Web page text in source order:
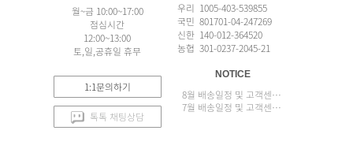
월~금 10:00~17:00
점심시간
12:00~13:00
토,일,공휴일 휴무
1:1문의하기
톡톡 채팅상담
우리 1005-403-539855
국민 801701-04-247269
신한 140-012-364520
농협 301-0237-2045-21
NOTICE
8월 배송일정 및 고객센터 업무 안내
7월 배송일정 및 고객센터 업무 안내